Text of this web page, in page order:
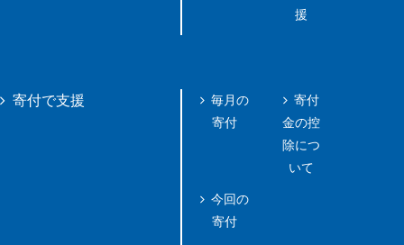
援
寄付で支援
毎月の
寄付
今回の
寄付
寄付
金の控
除につ
いて